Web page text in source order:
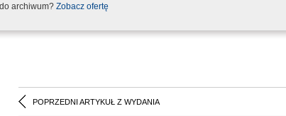
archiwum? Zobacz ofertę
POPRZEDNI ARTYKUŁ Z WYDANIA